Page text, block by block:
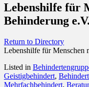
Lebenshilfe für
Behinderung e.V.
Return to Directory
Lebenshilfe für Menschen
Listed in
Geistigbehindert,
Mehrfachbehindert,